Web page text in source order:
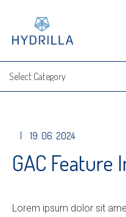
| 19. 06. 2024
GAC Feature
Lorem ipsum dolor sit